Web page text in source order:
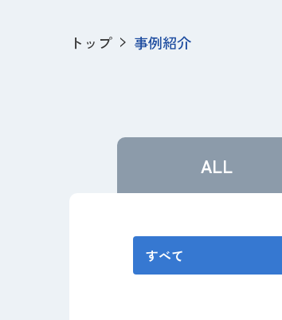
トップ 事例紹介
ALL
すべて